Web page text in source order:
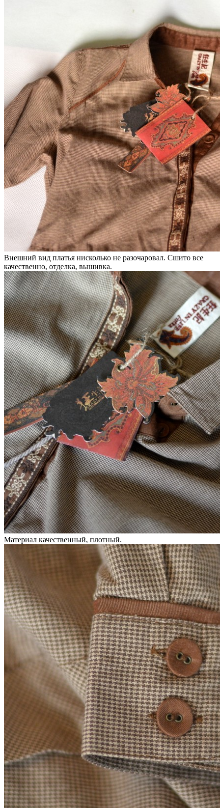
Внешний вид платья нисколько не разочаровал. Сшито все
качественно, отделка, вышивка.
Материал качественный, плотный.